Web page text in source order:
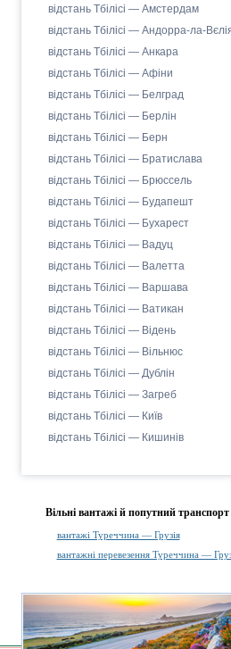
відстань Тбілісі — Амстердам
відстань Тбілісі — Андорра-ла-
відстань Тбілісі — Анкара
відстань Тбілісі — Афіни
відстань Тбілісі — Белград
відстань Тбілісі — Берлін
відстань Тбілісі — Берн
відстань Тбілісі — Братислава
відстань Тбілісі — Брюссель
відстань Тбілісі — Будапешт
відстань Тбілісі — Бухарест
відстань Тбілісі — Вадуц
відстань Тбілісі — Валетта
відстань Тбілісі — Варшава
відстань Тбілісі — Ватикан
відстань Тбілісі — Відень
відстань Тбілісі — Вільнюс
відстань Тбілісі — Дублін
відстань Тбілісі — Загреб
відстань Тбілісі — Київ
відстань Тбілісі — Кишинів
Вільні вантажі й попутний транспорт
вантажі Туреччина — Грузія
вантажні перевезення Туреччина —